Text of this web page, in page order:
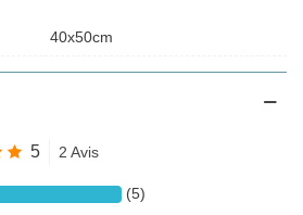
40x50cm
5 2 Avis
(5)